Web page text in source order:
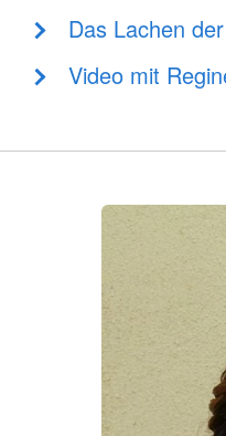
Das Lachen
Video mit